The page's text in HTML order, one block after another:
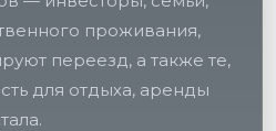
проживания,
переезд, а также те,
для отдыха, аренды